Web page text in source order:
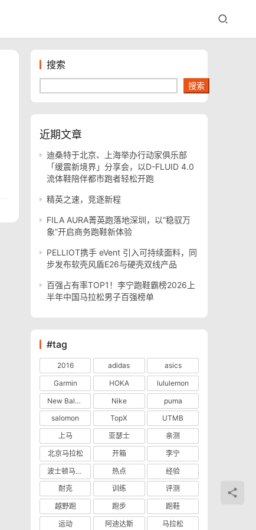
搜索
搜索
近期文章
迪桑特于北京、上海举办行动家俱乐部
「缓震新境界」分享会，以D-FLUID 4.0
流体鞋陪伴都市跑者轻松开跑
精英之速，竞逐新程
FILA AURA菁英跑落地深圳，以“稳驭万
象”开启商务跑鞋新体验
PELLIOT携手 eVent 引入可持续面料，同
步发布软壳风盾E26与硬壳双线产品
百强占有率TOP1！李宁跑鞋霸榜2026上
半年中国马拉松男子百强榜单
#tag
2016 adidas
asics
Garmin
HOKA
lululemon
New Balance
Nike
puma
salomon
TopX
UTMB
上马
亚瑟士
亲测
北京马拉松
开箱
李宁
波士顿马拉松
热点
经验
耐克
训练
评测
越野跑
跑步
跑鞋
运动
阿迪达斯 马拉松